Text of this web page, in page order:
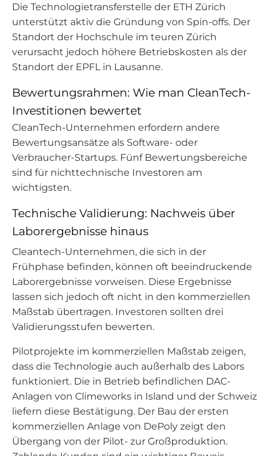
Die Technologietransferstelle der ETH Zürich
unterstützt aktiv die Gründung von Spin-offs. Der
Standort der Hochschule im teuren Zürich
verursacht jedoch höhere Betriebskosten als der
Standort der EPFL in Lausanne.
Bewertungsrahmen: Wie man CleanTech-
Investitionen bewertet
CleanTech-Unternehmen erfordern andere
Bewertungsansätze als Software- oder
Verbraucher-Startups. Fünf Bewertungsbereiche
sind für nichttechnische Investoren am
wichtigsten.
Technische Validierung: Nachweis über
Laborergebnisse hinaus
Cleantech-Unternehmen, die sich in der
Frühphase befinden, können oft beeindruckende
Laborergebnisse vorweisen. Diese Ergebnisse
lassen sich jedoch oft nicht in den kommerziellen
Maßstab übertragen. Investoren sollten drei
Validierungsstufen bewerten.
Pilotprojekte im kommerziellen Maßstab zeigen,
dass die Technologie auch außerhalb des Labors
funktioniert. Die in Betrieb befindlichen DAC-
Anlagen von Climeworks in Island und der Schweiz
liefern diese Bestätigung. Der Bau der ersten
kommerziellen Anlage von DePoly zeigt den
Übergang von der Pilot- zur Großproduktion.